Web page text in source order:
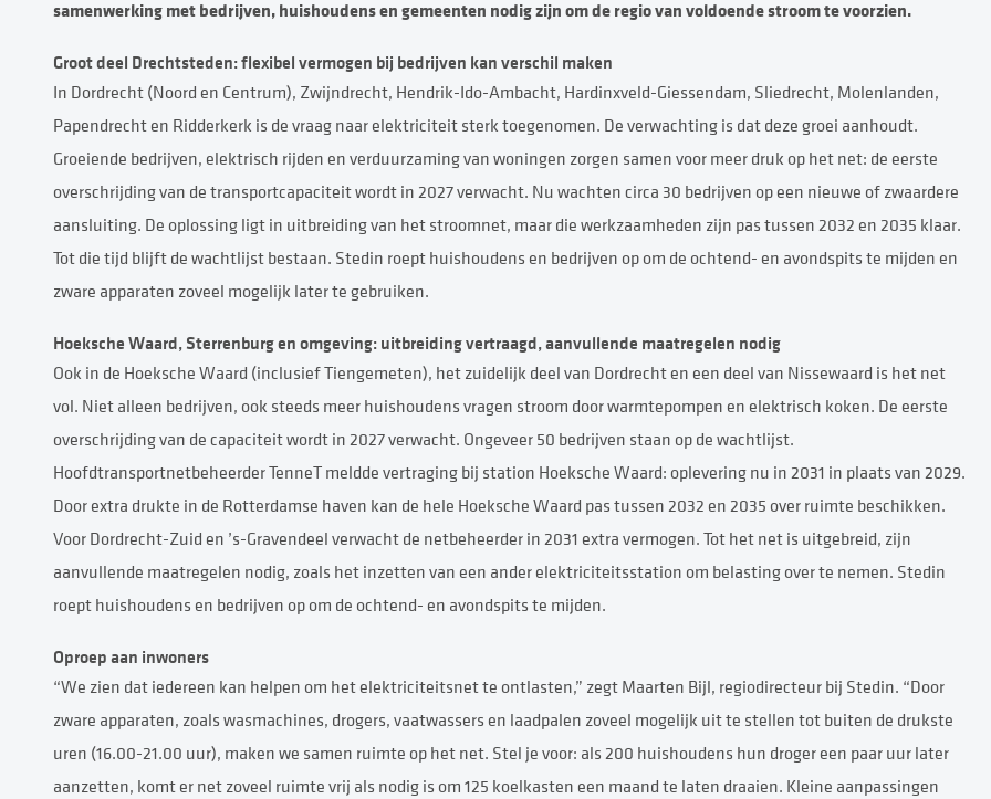
samenwerking met bedrijven, huishoudens en gemeenten nodig zijn om de regio van voldoende stroom te voorzien.
Groot deel Drechtsteden: flexibel vermogen bij bedrijven kan verschil maken
In Dordrecht (Noord en Centrum), Zwijndrecht, Hendrik-Ido-Ambacht, Hardinxveld-Giessendam, Sliedrecht, Molenlanden,
Papendrecht en Ridderkerk is de vraag naar elektriciteit sterk toegenomen. De verwachting is dat deze groei aanhoudt.
Groeiende bedrijven, elektrisch rijden en verduurzaming van woningen zorgen samen voor meer druk op het net: de eerste
overschrijding van de transportcapaciteit wordt in 2027 verwacht. Nu wachten circa 30 bedrijven op een nieuwe of zwaardere
aansluiting. De oplossing ligt in uitbreiding van het stroomnet, maar die werkzaamheden zijn pas tussen 2032 en 2035 klaar.
Tot die tijd blijft de wachtlijst bestaan. Stedin roept huishoudens en bedrijven op om de ochtend- en avondspits te mijden en
zware apparaten zoveel mogelijk later te gebruiken.
Hoeksche Waard, Sterrenburg en omgeving: uitbreiding vertraagd, aanvullende maatregelen nodig
Ook in de Hoeksche Waard (inclusief Tiengemeten), het zuidelijk deel van Dordrecht en een deel van Nissewaard is het net
vol. Niet alleen bedrijven, ook steeds meer huishoudens vragen stroom door warmtepompen en elektrisch koken. De eerste
overschrijding van de capaciteit wordt in 2027 verwacht. Ongeveer 50 bedrijven staan op de wachtlijst.
Hoofdtransportnetbeheerder TenneT meldde vertraging bij station Hoeksche Waard: oplevering nu in 2031 in plaats van 2029.
Door extra drukte in de Rotterdamse haven kan de hele Hoeksche Waard pas tussen 2032 en 2035 over ruimte beschikken.
Voor Dordrecht-Zuid en ’s-Gravendeel verwacht de netbeheerder in 2031 extra vermogen. Tot het net is uitgebreid, zijn
aanvullende maatregelen nodig, zoals het inzetten van een ander elektriciteitsstation om belasting over te nemen. Stedin
roept huishoudens en bedrijven op om de ochtend- en avondspits te mijden.
Oproep aan inwoners
“We zien dat iedereen kan helpen om het elektriciteitsnet te ontlasten,” zegt Maarten Bijl, regiodirecteur bij Stedin. “Door
zware apparaten, zoals wasmachines, drogers, vaatwassers en laadpalen zoveel mogelijk uit te stellen tot buiten de drukste
uren (16.00-21.00 uur), maken we samen ruimte op het net. Stel je voor: als 200 huishoudens hun droger een paar uur later
aanzetten, komt er net zoveel ruimte vrij als nodig is om 125 koelkasten een maand te laten draaien. Kleine aanpassingen